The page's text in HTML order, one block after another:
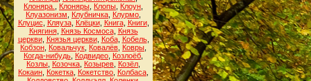
Клоняра.
Клоняры Клопы Клоун
Клуазонизм
Клубничка Клурмо
Клуцис
Кляуза, Клёцки, Книга, Книги,
Княгиня, Князь Космоса, Князь
церкви, Князья церкви, Коба, Кобель,
Кобзон Ковальчук Ковалёв Ковры
Когда-нибудь Кодвидео Козлоёб
Козлы Козочка Козырев Козёл
Кокаин Кокетка Кокетство Колбаса